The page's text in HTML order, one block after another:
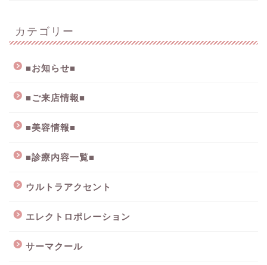
カテゴリー
■お知らせ■
■ご来店情報■
■美容情報■
■診療内容一覧■
ウルトラアクセント
エレクトロポレーション
サーマクール